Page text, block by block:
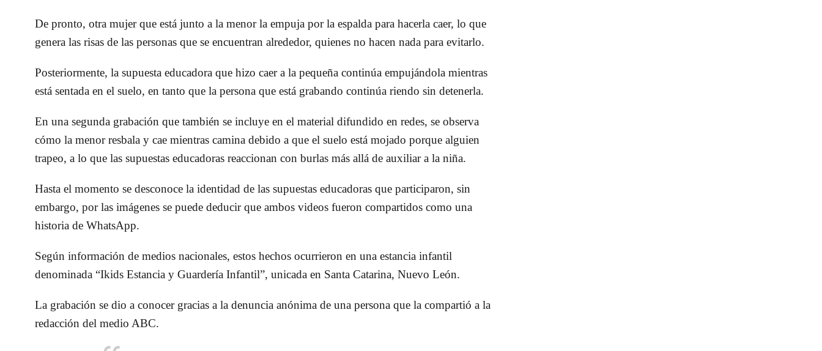
De pronto, otra mujer que está junto a la menor la empuja por la espalda para hacerla caer, lo que
genera las risas de las personas que se encuentran alrededor, quienes no hacen nada para evitarlo.
Posteriormente, la supuesta educadora que hizo caer a la pequeña continúa empujándola mientras
está sentada en el suelo, en tanto que la persona que está grabando continúa riendo sin detenerla.
En una segunda grabación que también se incluye en el material difundido en redes, se observa
cómo la menor resbala y cae mientras camina debido a que el suelo está mojado porque alguien
trapeo, a lo que las supuestas educadoras reaccionan con burlas más allá de auxiliar a la niña.
Hasta el momento se desconoce la identidad de las supuestas educadoras que participaron, sin
embargo, por las imágenes se puede deducir que ambos videos fueron compartidos como una
historia de WhatsApp.
Según información de medios nacionales, estos hechos ocurrieron en una estancia infantil
denominada “Ikids Estancia y Guardería Infantil”, unicada en Santa Catarina, Nuevo León.
La grabación se dio a conocer gracias a la denuncia anónima de una persona que la compartió a la
redacción del medio ABC.